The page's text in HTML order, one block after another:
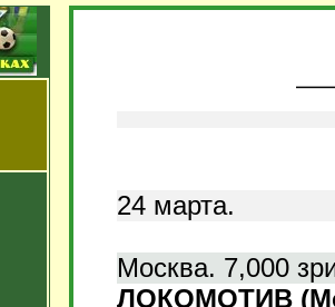
24 марта.
Москва. 7,000
ЛОКОМОТИВ